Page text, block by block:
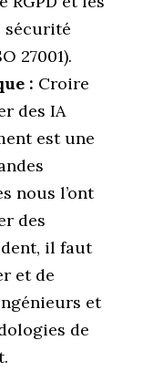
sécurité
27001).
: Croire
des IA
est une
nous l’ont
des
il faut
et de
et
de